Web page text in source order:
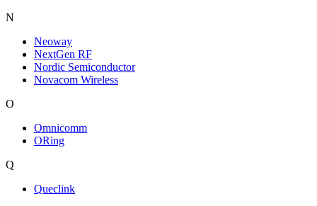
N
Neoway
NextGen RF
Nordic Semiconductor
Novacom Wireless
O
Omnicomm
ORing
Q
Queclink